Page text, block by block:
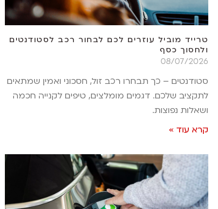
טרייד מוביל עוזרים לכם לבחור רכב לסטודנטים
ולחסוך כסף
08/07/2026
סטודנטים – כך תבחרו רכב זול, חסכוני ואמין שמתאים
לתקציב שלכם. דגמים מומלצים, טיפים לקנייה חכמה
ושאלות נפוצות.
קרא עוד »